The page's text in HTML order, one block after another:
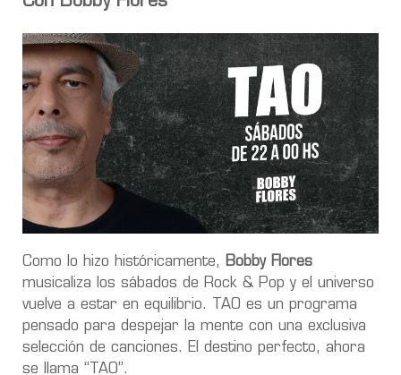
Como lo hizo históricamente,
Bobby Flores
musicaliza los sábados de Rock & Pop y el universo
vuelve a estar en equilibrio. TAO es un programa
pensado para despejar la mente con una exclusiva
selección de canciones. El destino perfecto, ahora
se llama “TAO”.